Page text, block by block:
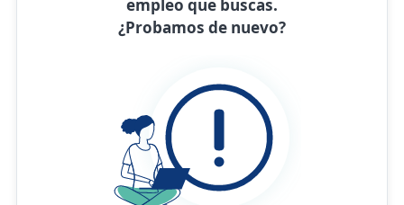
empleo que buscas.
¿Probamos de nuevo?